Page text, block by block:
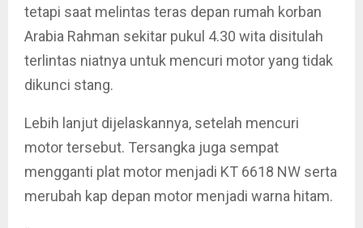
tetapi saat melintas teras depan rumah korban
Arabia Rahman sekitar pukul 4.30 wita disitulah
terlintas niatnya untuk mencuri motor yang tidak
dikunci stang.
Lebih lanjut dijelaskannya, setelah mencuri
motor tersebut. Tersangka juga sempat
mengganti plat motor menjadi KT 6618 NW serta
merubah kap depan motor menjadi warna hitam.